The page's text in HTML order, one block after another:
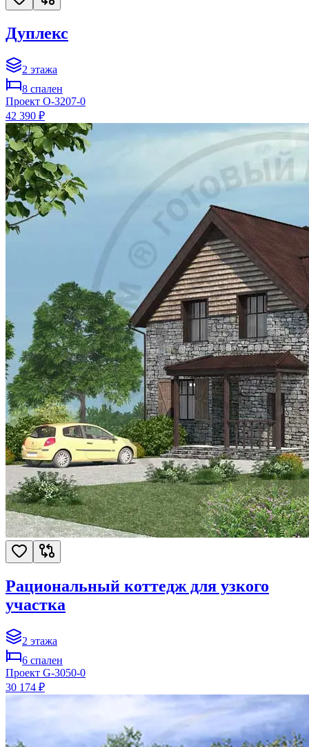
Дуплекс
2 этажа
8 спален
Проект O-3207-0
42 390 ₽
Рациональный коттедж для узкого
участка
2 этажа
6 спален
Проект G-3050-0
30 174 ₽